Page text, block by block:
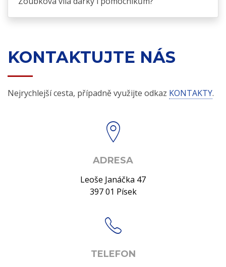
KONTAKTUJTE NÁS
Nejrychlejší cesta, případně využijte odkaz KONTAKTY.
ADRESA
Leoše Janáčka 47
397 01 Písek
TELEFON